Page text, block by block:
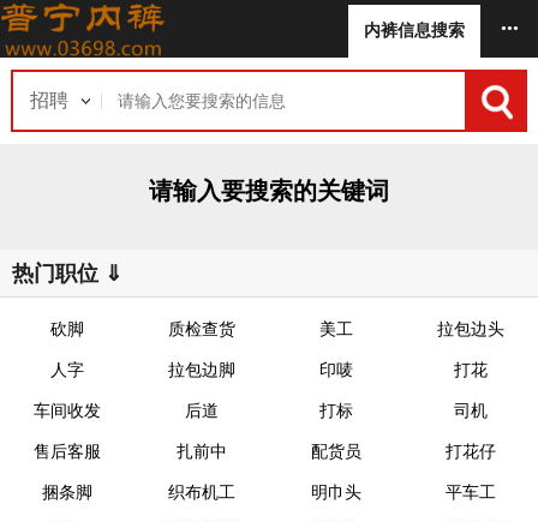
内裤信息搜索 •••
招聘
请输入要搜索的关键词
热门职位 ⇓
砍脚 质检查货 美工 拉包边头
人字 拉包边脚 印唛 打花
车间收发 后道 打标 司机
售后客服 扎前中 配货员 打花仔
捆条脚 织布机工 明巾头 平车工